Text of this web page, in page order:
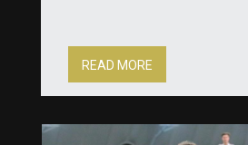
READ MORE